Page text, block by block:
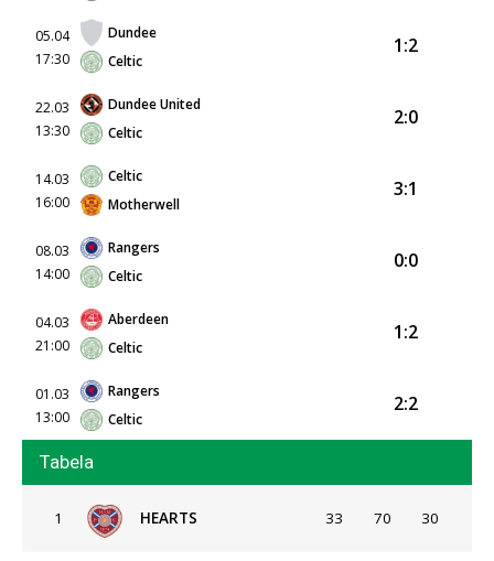
05.04
17:30
Dundee
Celtic
1:2
22.03
13:30
Dundee United
Celtic
2:0
14.03
16:00
Celtic
Motherwell
3:1
08.03
14:00
Rangers
Celtic
0:0
04.03
21:00
Aberdeen
Celtic
1:2
01.03
13:00
Rangers
Celtic
2:2
Tabela
1 HEARTS 33 70 30